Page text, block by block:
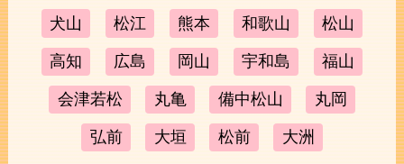
犬山 松江 熊本 和歌山 松山
高知 広島 岡山 宇和島 福山
会津若松 丸亀 備中松山 丸岡
弘前 大垣 松前 大洲